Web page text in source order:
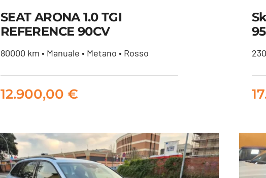
REFERENCE 90CV
SEAT ARONA 1.0 TGI
REFERENCE 90CV
80000 km • Manuale • Metano • Rosso
12.900,00 €